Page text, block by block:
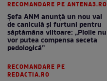
RECOMANDARE PE ANTENA3.RO
Șefa ANM anunță un nou val
de caniculă și furtuni pentru
săptămâna viitoare: „Ploile nu
vor putea compensa seceta
pedologică”
RECOMANDARE PE
REDACTIA.RO